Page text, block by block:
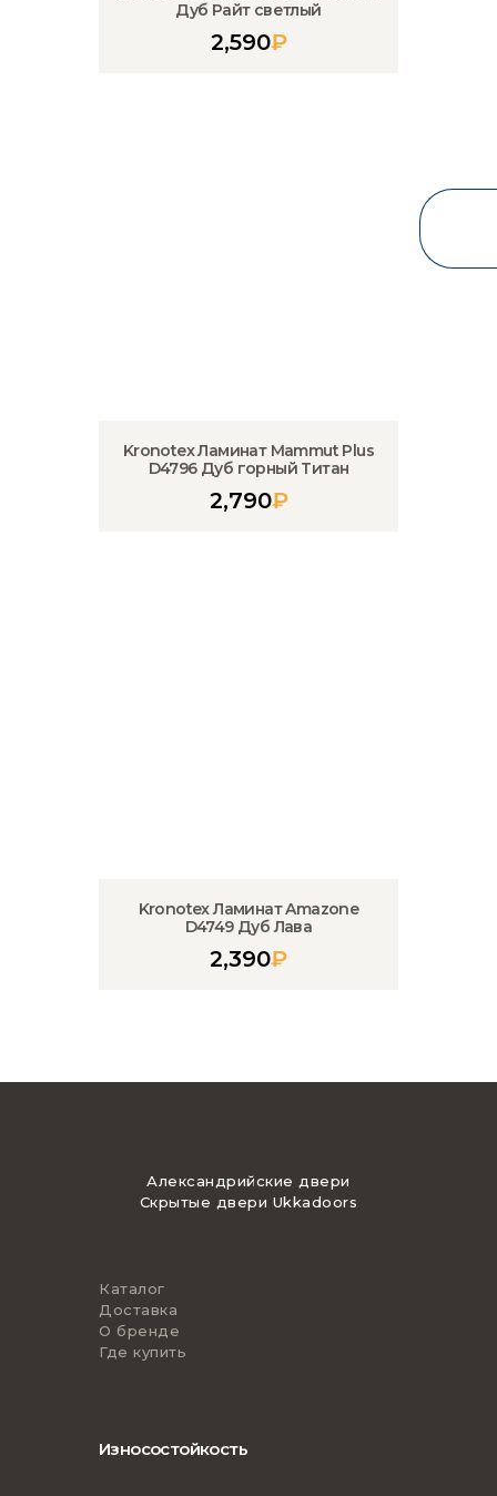
Дуб Райт светлый
2,590₽
Kronotex Ламинат Mammut Plus
D4796 Дуб горный Титан
2,790₽
Kronotex Ламинат Amazone
D4749 Дуб Лава
2,390₽
Александрийские двери
Скрытые двери Ukkadoors
Каталог
Доставка
О бренде
Где купить
Износостойкость